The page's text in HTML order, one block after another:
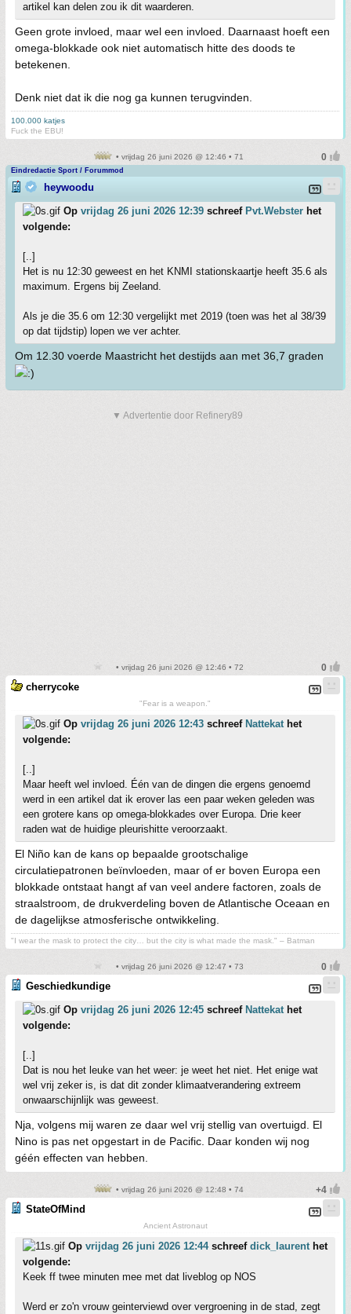
artikel kan delen zou ik dit waarderen.
Geen grote invloed, maar wel een invloed. Daarnaast hoeft een
omega-blokkade ook niet automatisch hitte des doods te
betekenen.
Denk niet dat ik die nog ga kunnen terugvinden.
100.000 katjes
Fuck the EBU!
• vrijdag 26 juni 2026 @ 12:46 • 71
Eindredactie Sport / Forummod
heywoodu
Op vrijdag 26 juni 2026 12:39 schreef Pvt.Webster het
volgende:
[..]
Het is nu 12:30 geweest en het KNMI stationskaartje heeft 35.6 als
maximum. Ergens bij Zeeland.
Als je die 35.6 om 12:30 vergelijkt met 2019 (toen was het al 38/39
op dat tijdstip) lopen we ver achter.
Om 12.30 voerde Maastricht het destijds aan met 36,7 graden
▼ Advertentie door Refinery89
• vrijdag 26 juni 2026 @ 12:46 • 72
cherrycoke
"Fear is a weapon."
Op vrijdag 26 juni 2026 12:43 schreef Nattekathet
volgende:
[..]
Maar heeft wel invloed. Één van de dingen die ergens genoemd
werd in een artikel dat ik erover las een paar weken geleden was
een grotere kans op omega-blokkades over Europa. Drie keer
raden wat de huidige pleurishitte veroorzaakt.
El Niño kan de kans op bepaalde grootschalige
circulatiepatronen beïnvloeden, maar of er boven Europa een
blokkade ontstaat hangt af van veel andere factoren, zoals de
straalstroom, de drukverdeling boven de Atlantische Oceaan en
de dagelijkse atmosferische ontwikkeling.
"I wear the mask to protect the city… but the city is what made the mask." – Batman
• vrijdag 26 juni 2026 @ 12:47 • 73
Geschiedkundige
Op vrijdag 26 juni 2026 12:45 schreef Nattekathet
volgende:
[..]
Dat is nou het leuke van het weer: je weet het niet. Het enige wat
wel vrij zeker is, is dat dit zonder klimaatverandering extreem
onwaarschijnlijk was geweest.
Nja, volgens mij waren ze daar wel vrij stellig van overtuigd. El
Nino is pas net opgestart in de Pacific. Daar konden wij nog
géén effecten van hebben.
• vrijdag 26 juni 2026 @ 12:48 • 74
StateOfMind
Ancient Astronaut
Op vrijdag 26 juni 2026 12:44schreef dick_laurenthet
volgende:
Keek ff twee minuten mee met dat liveblog op NOS
Werd er zo'n vrouw geinterviewd over vergroening in de stad, zegt